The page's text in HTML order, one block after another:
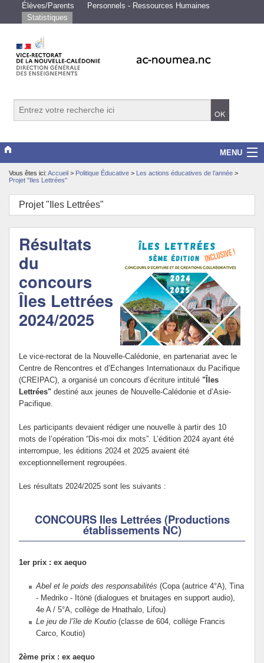
Élèves/Parents
Personnels - Ressources Humaines
Statistiques
MENU
Vice-rectorat
Scolarité/études
Enseignements
Examens/Concours
Politique Éducative
Vous êtes ici: Accueil > Politique Éducative > Les actions éducatives de l’année >
Projet "Iles Lettrées"
Projet "Iles Lettrées"
Résultats
du
concours
Îles Lettrées
2024/2025
Le vice-rectorat de la Nouvelle-Calédonie, en partenariat avec le
Centre de Rencontres et d’Echanges Internationaux du Pacifique
(CREIPAC), a organisé un concours d’écriture intitulé "Îles
Lettrées" destiné aux jeunes de Nouvelle-Calédonie et d’Asie-
Pacifique.
Les participants devaient rédiger une nouvelle à partir des 10
mots de l’opération “Dis-moi dix mots”. L’édition 2024 ayant été
interrompue, les éditions 2024 et 2025 avaient été
exceptionnellement regroupées.
Les résultats 2024/2025 sont les suivants :
CONCOURS Iles Lettrées (Productions
établissements NC)
1er prix : ex aequo
Abel et le poids des responsabilités (Copa (autrice 4°A), Tina
- Medriko - Itönë (dialogues et bruitages en support audio),
4e A / 5°A, collège de Hnathalo, Lifou)
Le jeu de l’île de Koutio(classe de 604, collège Francis
Carco, Koutio)
2ème prix : ex aequo